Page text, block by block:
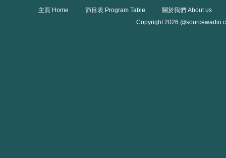
主頁 Home 節目表 Program Table
關於我們 About us
Copyright 2026